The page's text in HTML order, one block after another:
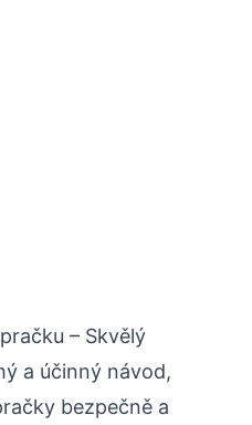
– Skvělý
a účinný návod,
bezpečně a